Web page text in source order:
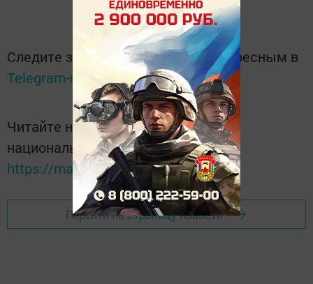
Следите за самым важным и интересным в
Telegram-канале Татмедиа
Читайте новости Татарстана в
национальном мессенджере MАХ:
https://max.ru/tatmedia
Перейти на страницу новости